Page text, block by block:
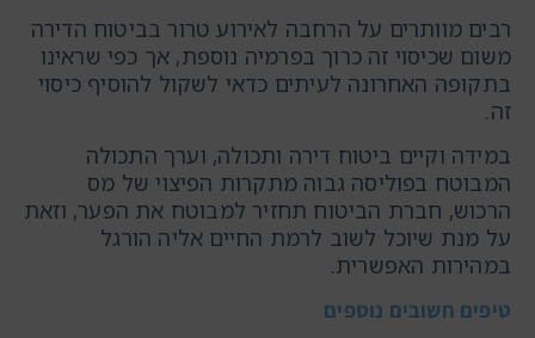
רבים מוותרים על הרחבה לאירוע טרור בביטוח הדירה
משום שכיסוי זה כרוך בפרמיה נוספת, אך כפי שראינו
בתקופה האחרונה לעיתים כדאי לשקול להוסיף כיסוי
זה.
במידה וקיים ביטוח דירה ותכולה, וערך התכולה
המבוטח בפוליסה גבוה מתקרות הפיצוי של מס
הרכוש, חברת הביטוח תחזיר למבוטח את הפער, וזאת
על מנת שיוכל לשוב לרמת החיים אליה הורגל
במהירות האפשרית.
טיפים חשובים נוספים